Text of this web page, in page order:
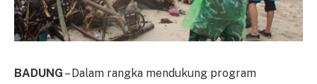
BADUNG – Dalam rangka mendukung program